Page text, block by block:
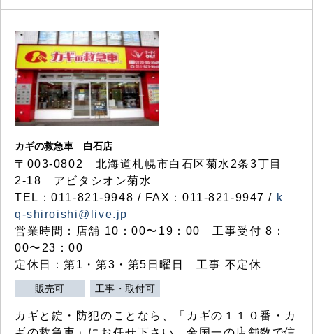
カギの救急車 白石店
〒003-0802 北海道札幌市白石区菊水2条3丁目
2-18 アビタシオン菊水
TEL：011-821-9948 / FAX：011-821-9947 / k
q-shiroishi@live.jp
営業時間：店舗 10：00〜19：00 工事受付 8：
00〜23：00
定休日：第1・第3・第5日曜日 工事 不定休
販売可 工事・取付可
カギと錠・防犯のことなら、「カギの１１０番・カ